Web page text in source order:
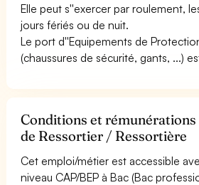
Elle peut s''exercer par roulement,
jours fériés ou de nuit.
Le port d''Equipements de
(chaussures de sécurité, gants, ...)
Conditions et
de Ressortier / Ressortière
Cet emploi/métier est accessible
niveau CAP/BEP à Bac (Bac